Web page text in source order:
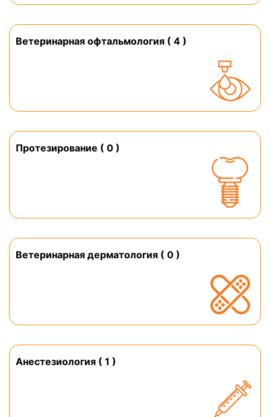
Ветеринарная офтальмология ( 4 )
Протезирование ( 0 )
Ветеринарная дерматология ( 0 )
Анестезиология ( 1 )